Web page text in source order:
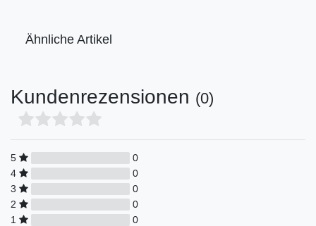
Ähnliche Artikel
Kundenrezensionen (0)
5
0
4
0
3
0
2
0
1
0